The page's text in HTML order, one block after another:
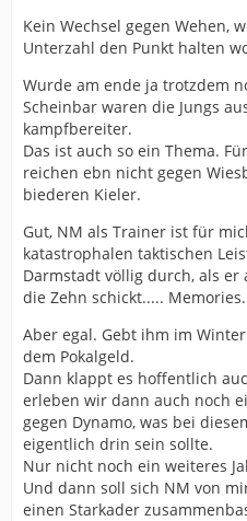
Kein Wechsel gegen Wehen,
Unterzahl den Punkt halten
Wurde am ende ja trotzdem
Scheinbar waren die Jungs
kampfbereiter.
Das ist auch so ein Thema.
reichen ebn nicht gegen
biederen Kieler.
Gut, NM als Trainer ist für
katastrophalen taktischen
Darmstadt völlig durch, als
die Zehn schickt..... Memories.
Aber egal. Gebt ihm im
dem Pokalgeld.
Dann klappt es hoffentlich
erleben wir dann auch noch
gegen Dynamo, was bei
eigentlich drin sein sollte.
Nur nicht noch ein weiteres
Und dann soll sich NM von
einen Starkader